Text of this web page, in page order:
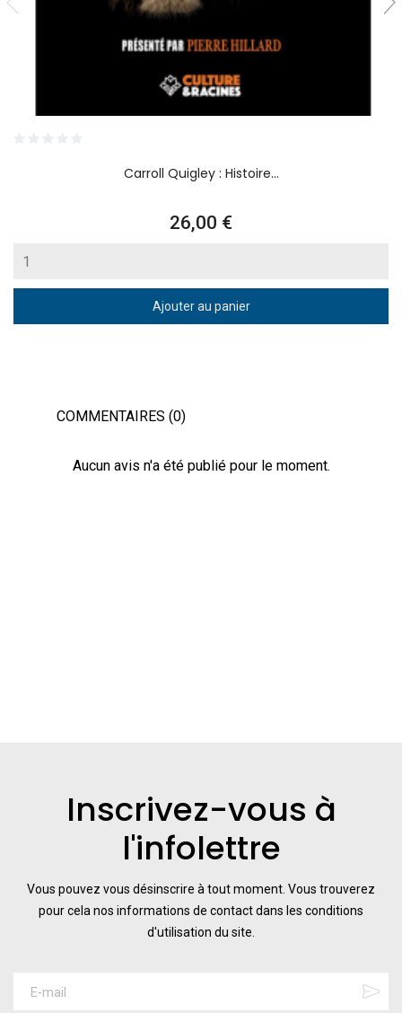
Carroll Quigley : Histoire...
Prix
26,00 €
Ajouter au panier
COMMENTAIRES (0)
Aucun avis n'a été publié pour le moment.
Inscrivez-vous à
l'infolettre
Vous pouvez vous désinscrire à tout moment. Vous trouverez
pour cela nos informations de contact dans les conditions
d'utilisation du site.